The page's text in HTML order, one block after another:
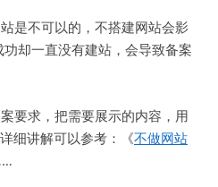
是不可以的，不搭建网站会影
却一直没有建站，会导致备案
要求，把需要展示的内容，用
细讲解可以参考：《不做网站